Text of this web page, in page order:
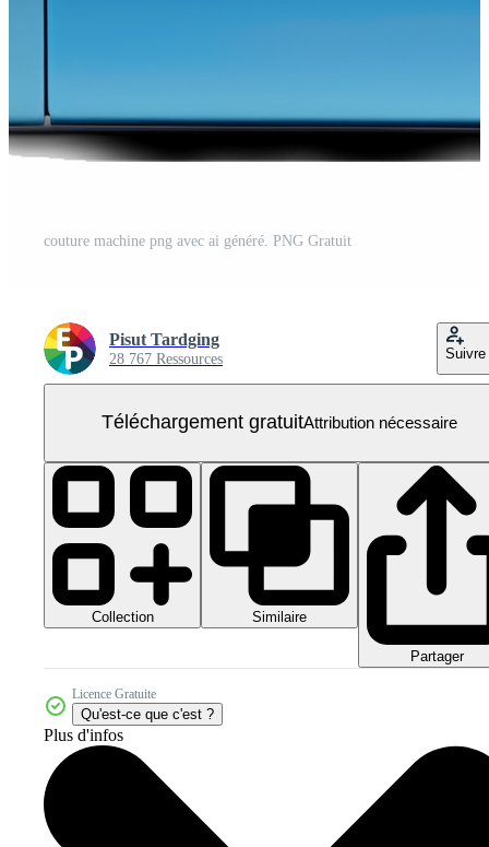
couture machine png avec ai généré. PNG Gratuit
Pisut Tardging
28 767 Ressources Suivre
Téléchargement gratuitAttribution nécessaire
Collection Similaire
Partager
Licence Gratuite
Qu'est-ce que c'est ?
Plus d'infos